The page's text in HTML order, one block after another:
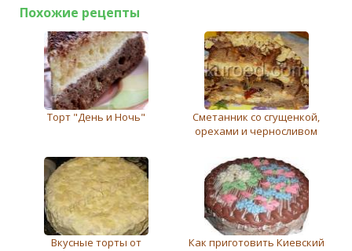
Похожие рецепты
Торт "День и Ночь"
Cметанник со сгущенкой,
орехами и черносливом
Вкусные торты от
Как приготовить Киевский